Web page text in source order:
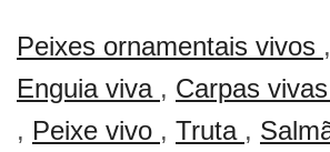
Peixes ornamentais vivos ,
Enguia viva , Carpas vivas
, Peixe vivo , Truta ,